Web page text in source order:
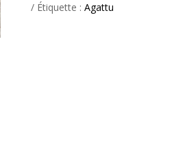
Étiquette : Agattu